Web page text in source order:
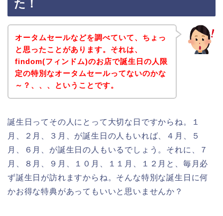
た！
オータムセールなどを調べていて、ちょっ
と思ったことがあります。それは、
findom(フィンドム)のお店で誕生日の人限
定の特別なオータムセールってないのかな
～？、、、ということです。
誕生日ってその人にとって大切な日ですからね。１
月、２月、３月、が誕生日の人もいれば、４月、５
月、６月、が誕生日の人もいるでしょう。それに、７
月、８月、９月、１０月、１１月、１２月と、毎月必
ず誕生日が訪れますからね。そんな特別な誕生日に何
かお得な特典があってもいいと思いませんか？